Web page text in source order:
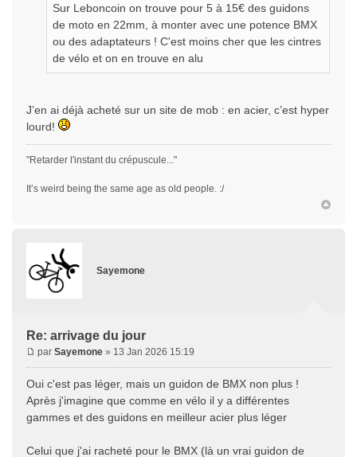
Sur Leboncoin on trouve pour 5 à 15€ des guidons
de moto en 22mm, à monter avec une potence BMX
ou des adaptateurs ! C'est moins cher que les cintres
de vélo et on en trouve en alu
J’en ai déjà acheté sur un site de mob : en acier, c’est hyper
lourd!
"Retarder l'instant du crépuscule..."
It’s weird being the same age as old people. :/
Sayemone
Re: arrivage du jour
par Sayemone » 13 Jan 2026 15:19
Oui c'est pas léger, mais un guidon de BMX non plus !
Après j'imagine que comme en vélo il y a différentes
gammes et des guidons en meilleur acier plus léger
Celui que j'ai racheté pour le BMX (là un vrai guidon de